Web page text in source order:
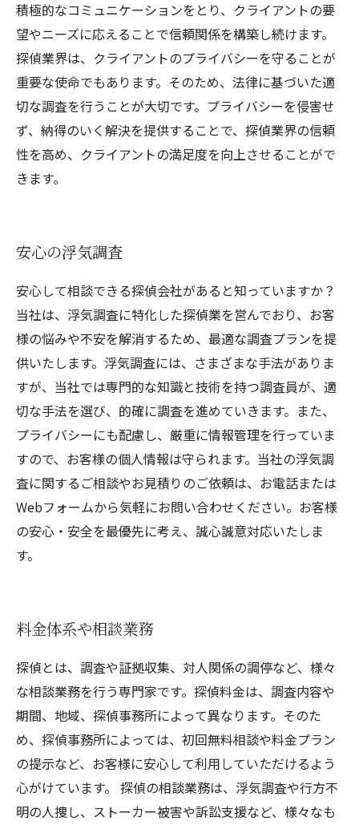
積極的なコミュニケーションをとり、クライアントの要
望やニーズに応えることで信頼関係を構築し続けます。
探偵業界は、クライアントのプライバシーを守ることが
重要な使命でもあります。そのため、法律に基づいた適
切な調査を行うことが大切です。プライバシーを侵害せ
ず、納得のいく解決を提供することで、探偵業界の信頼
性を高め、クライアントの満足度を向上させることがで
きます。
安心の浮気調査
安心して相談できる探偵会社があると知っていますか？
当社は、浮気調査に特化した探偵業を営んでおり、お客
様の悩みや不安を解消するため、最適な調査プランを提
供いたします。浮気調査には、さまざまな手法がありま
すが、当社では専門的な知識と技術を持つ調査員が、適
切な手法を選び、的確に調査を進めていきます。また、
プライバシーにも配慮し、厳重に情報管理を行っていま
すので、お客様の個人情報は守られます。当社の浮気調
査に関するご相談やお見積りのご依頼は、お電話または
Webフォームから気軽にお問い合わせください。お客様
の安心・安全を最優先に考え、誠心誠意対応いたしま
す。
料金体系や相談業務
探偵とは、調査や証拠収集、対人関係の調停など、様々
な相談業務を行う専門家です。探偵料金は、調査内容や
期間、地域、探偵事務所によって異なります。そのた
め、探偵事務所によっては、初回無料相談や料金プラン
の提示など、お客様に安心して利用していただけるよう
心がけています。 探偵の相談業務は、浮気調査や行方不
明の人捜し、ストーカー被害や訴訟支援など、様々なも